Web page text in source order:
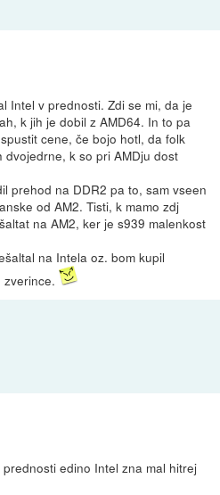
Intel v prednosti. Zdi se mi, da je
k jih je dobil z AMD64. In to pa
cene, če bojo hotl, da folk
k so pri AMDju dost
prehod na DDR2 pa to, sam vseen
od AM2. Tisti, k mamo zdj
na AM2, ker je s939 malenkost
na Intela oz. bom kupil
edino Intel zna mal hitrej